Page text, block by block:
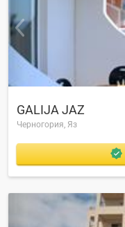
GALIJA JAZ
Черногория, Яз